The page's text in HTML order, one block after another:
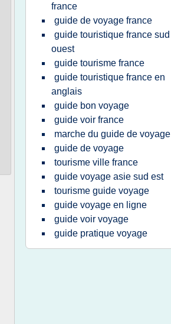
france
guide de voyage france
guide touristique france sud
ouest
guide tourisme france
guide touristique france en
anglais
guide bon voyage
guide voir france
marche du guide de voyage
guide de voyage
tourisme ville france
guide voyage asie sud est
tourisme guide voyage
guide voyage en ligne
guide voir voyage
guide pratique voyage